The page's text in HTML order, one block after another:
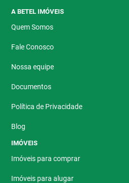
A BETEL IMÓVEIS
Quem Somos
Fale Conosco
Nossa equipe
Documentos
Política de Privacidade
Blog
IMÓVEIS
Imóveis para comprar
Imóveis para alugar